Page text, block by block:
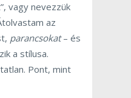
vagy nevezzük
az
parancsokat– és
a stílusa.
Pont, mint